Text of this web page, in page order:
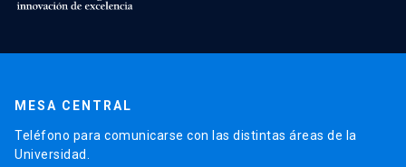
MESA CENTRAL
Teléfono para comunicarse con las distintas áreas de la
Universidad.